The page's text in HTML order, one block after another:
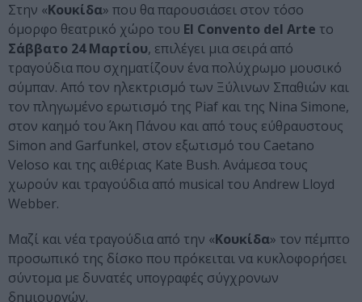
Στην «Κουκίδα» που θα παρουσιάσει στον τόσο
όμορφο θεατρικό χώρο του Εl Convento del Arte το
Σάββατο 24 Μαρτίου, επιλέγει μια σειρά από
τραγούδια που σχηματίζουν ένα πολύχρωμο μουσικό
σύμπαν. Από τον ηλεκτρισμό των Ξύλινων Σπαθιών και
τον πληγωμένο ερωτισμό της Piaf και της Nina Simone,
στον καημό του Άκη Πάνου και από τους εύθραυστους
Simon and Garfunkel, στον εξωτισμό του Caetano
Veloso και της αιθέριας Kate Bush. Ανάμεσα τους
χωρούν και τραγούδια από musical του Αndrew Lloyd
Webber.
Μαζί και νέα τραγούδια από την «Κουκίδα» τον πέμπτο
προσωπικό της δίσκο που πρόκειται να κυκλοφορήσει
σύντομα με δυνατές υπογραφές σύγχρονων
δημιουργών.